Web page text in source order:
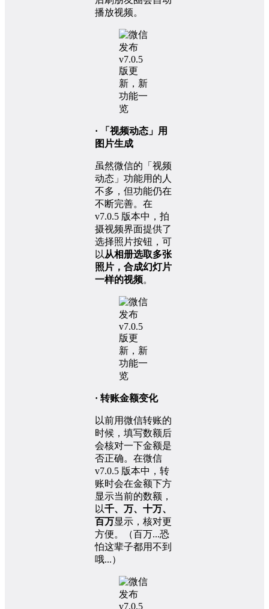
播放视频。
· 「视频动态」用
图片生成
虽然微信的「视频
动态」功能用的人
不多，但功能仍在
不断完善。在
v7.0.5 版本中，拍
摄视频界面提供了
选择照片按钮，可
以 从相册选取多张
照片，合成幻灯片
一样的视频。
· 转账金额变化
以前用微信转账的
时候，填写数额后
会核对一下金额是
否正确。在微信
v7.0.5 版本中，转
账时会在金额下方
显示当前的数额，
以千、万、十万、
百万显示，核对更
方便。（百万...恐
怕这辈子都用不到
哦...）